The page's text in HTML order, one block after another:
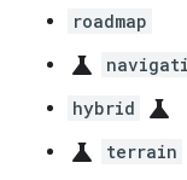
roadmap
science
hybrid
science
science
terrain